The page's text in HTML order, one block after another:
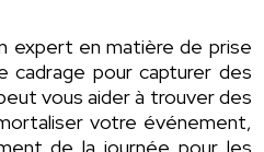
expert en matière de prise
cadrage pour capturer des
vous aider à trouver des
votre événement,